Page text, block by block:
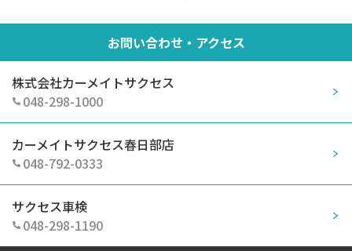
お問い合わせ・アクセス
株式会社カーメイトサクセス
048-298-1000
カーメイトサクセス春日部店
048-792-0333
サクセス車検
048-298-1190